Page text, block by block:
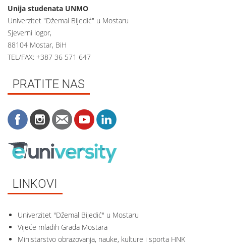
Unija studenata UNMO
Univerzitet "Džemal Bijedić" u Mostaru
Sjeverni logor,
88104 Mostar, BiH
TEL/FAX: +387 36 571 647
PRATITE NAS
LINKOVI
Univerzitet "Džemal Bijedić" u Mostaru
Vijeće mladih Grada Mostara
Ministarstvo obrazovanja, nauke, kulture i sporta HNK